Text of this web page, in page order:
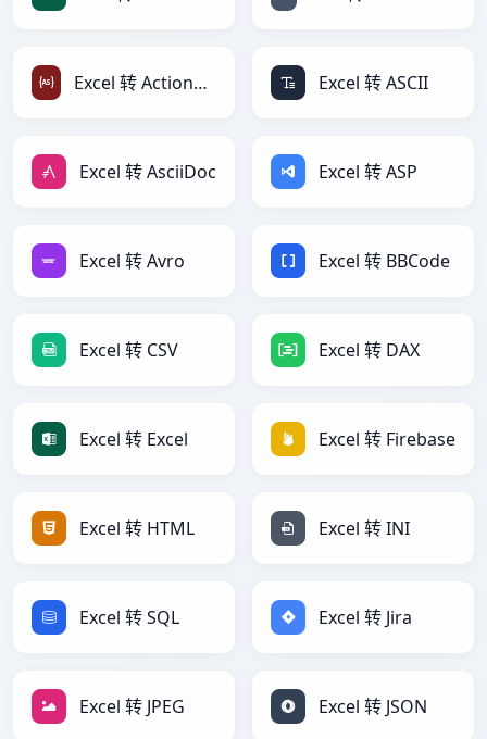
Excel 转 ActionScript Excel 转 ASCII
Excel 转 AsciiDoc Excel 转 ASP
Excel 转 Avro Excel 转 BBCode
Excel 转 CSV Excel 转 DAX
Excel 转 Excel Excel 转 Firebase
Excel 转 HTML Excel 转 INI
Excel 转 SQL Excel 转 Jira
Excel 转 JPEG Excel 转 JSON